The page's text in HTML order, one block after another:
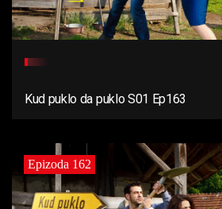
Kud puklo da puklo S01 Ep163
Epizoda 162